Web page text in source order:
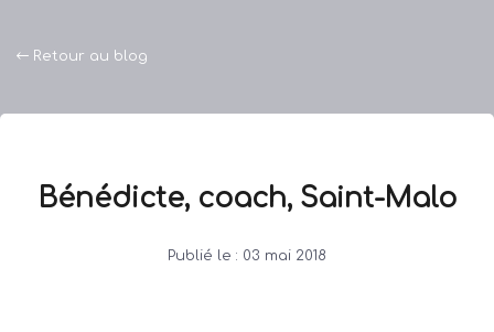
Retour au blog
Bénédicte, coach, Saint-Malo
Publié le : 03 mai 2018